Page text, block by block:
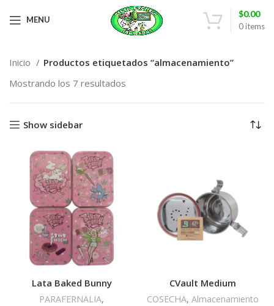
MENU
0items
$0.00
Inicio
Productos etiquetados “almacenamiento”
Mostrando los 7 resultados
Show sidebar
Lata Baked Bunny
PARAFERNALIA,
CVault Medium
COSECHA, Almacenamiento